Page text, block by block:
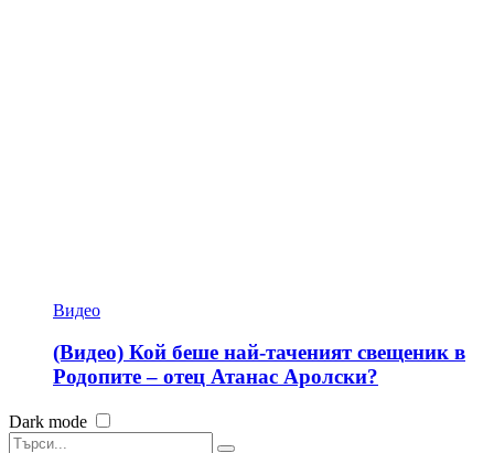
Видео
(Видео) Кой беше най-таченият свещеник в
Родопите – отец Атанас Аролски?
Dark mode